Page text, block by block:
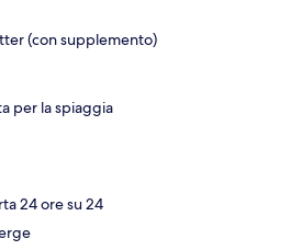
(con supplemento)
per la spiaggia
24 ore su 24